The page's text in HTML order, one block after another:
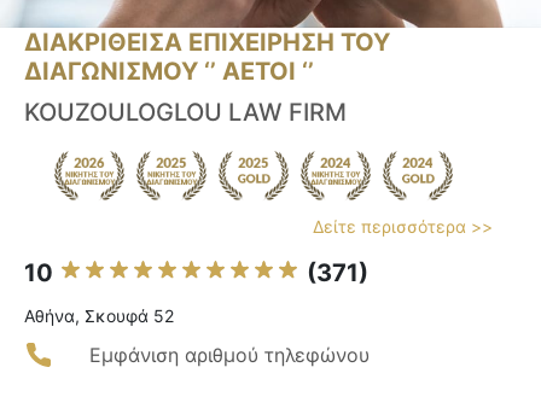
ΔΙΑΚΡΙΘΕΙΣΑ ΕΠΙΧΕΙΡΗΣΗ ΤΟΥ
ΔΙΑΓΩΝΙΣΜΟΥ ‘’ ΑΕΤΟΙ ‘’
KOUZOULOGLOU LAW FIRM
Δείτε περισσότερα >>
10 (371)
Αθήνα, Σκουφά 52
Εμφάνιση αριθμού τηλεφώνου